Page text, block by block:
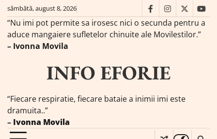
Skip
content
sâmbătă, august 8, 2026 facebookinstagram
twitter
“Nu imi pot permite sa irosesc nici o secunda pentru a
aduce mangaiere sufletelor chinuite ale Movilestilor.”
– Ivonna Movila
INFO EFORIE
“Fiecare respiratie, fiecare bataie a inimii imi este
dramuita..”
– Ivonna Movila